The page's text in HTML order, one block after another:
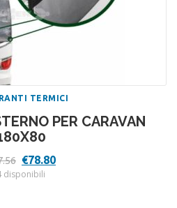
TERMICI
PER CARAVAN
Il
prezzo
originale
€78.80Il
disponibili